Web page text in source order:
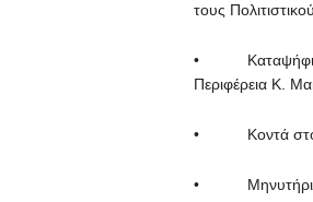
τους
• Καταψήφισε
Περιφέρεια Κ.
• Κοντά στο
• Μηνυτήρια